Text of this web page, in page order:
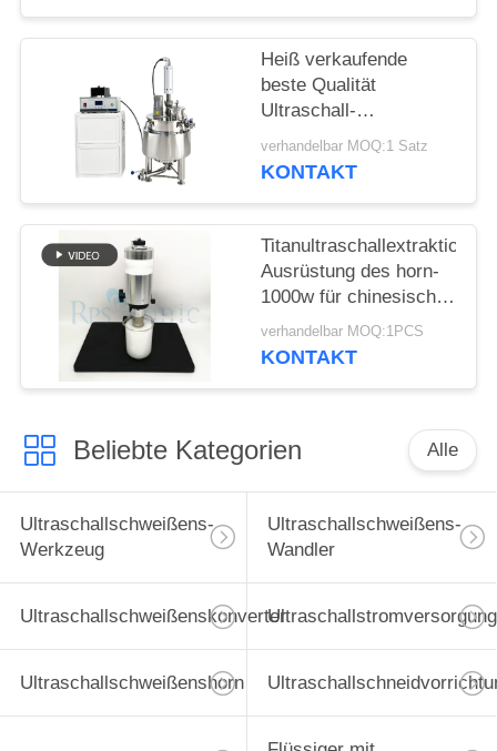
Heiß verkaufende
beste Qualität
Ultraschall-
mit Rührwerk-
verhandelbar MOQ:1 Satz
KONTAKT
Titanultraschallextraktions-
Ausrüstung des horn-
1000w für chinesische
Medizin
verhandelbar MOQ:1PCS
KONTAKT
Beliebte Kategorien Alle
Ultraschallschweißens-
Werkzeug
Ultraschallschweißens-
Wandler
UltraschallschweißenskonverterUltraschallstromversorgung
Ultraschallschweißenshorn